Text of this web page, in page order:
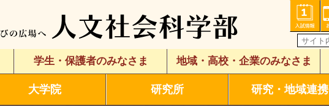
学生・保護者のみなさま 地域・高校・企業のみなさま
大学院 研究所 研究・地域連携